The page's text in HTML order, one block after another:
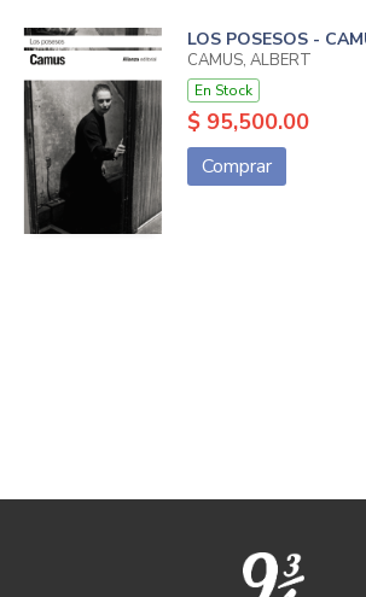
LOS POSESOS -
CAMUS, ALBERT
En Stock
$ 95,500.00
Comprar